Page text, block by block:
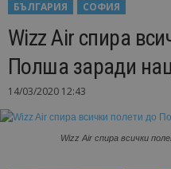
БЪЛГАРИЯ
СОФИЯ
Wizz Air спира
Полша заради
14/03/2020 12:43
Wizz Air спира всички